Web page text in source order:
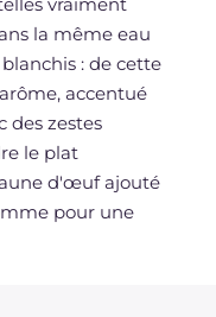
la même eau
: de cette
accentué
des zestes
le plat
d'œuf ajouté
pour une